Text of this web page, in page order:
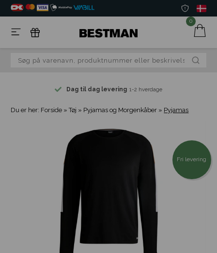
0
Dag til dag levering 1-2 hverdage
Du er her: Forside »Tøj » Pyjamas og Morgenkåber » Pyjamas
Fri levering